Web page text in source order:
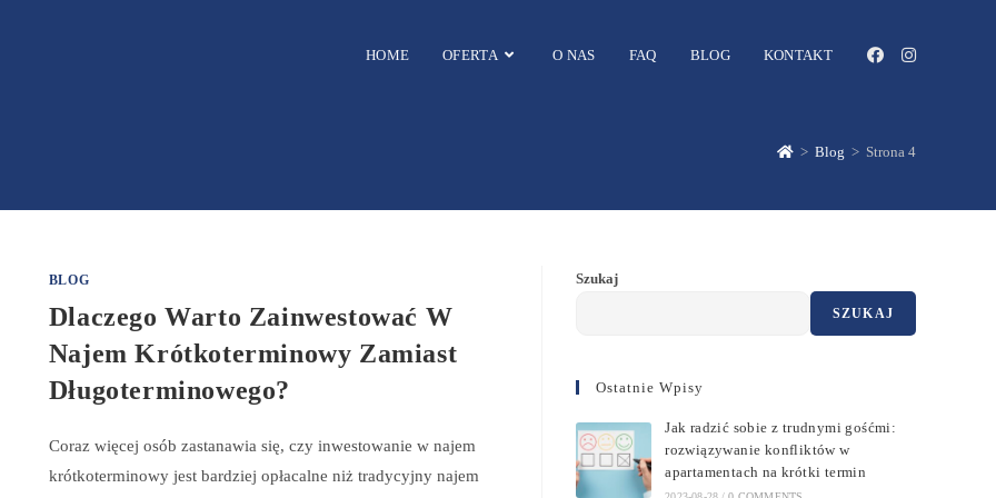
HOME OFERTA O NAS FAQ BLOG KONTAKT
> Blog > Strona 4
BLOG
Dlaczego Warto Zainwestować W
Najem Krótkoterminowy Zamiast
Długoterminowego?
Coraz więcej osób zastanawia się, czy inwestowanie w najem
krótkoterminowy jest bardziej opłacalne niż tradycyjny najem
Szukaj
SZUKAJ
Ostatnie Wpisy
Jak radzić sobie z trudnymi gośćmi:
rozwiązywanie konfliktów w
apartamentach na krótki termin